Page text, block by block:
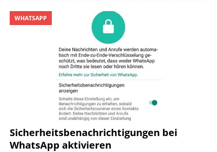
Sicherheitsbenachrichtigungen bei
WhatsApp aktivieren
WHATSAPP